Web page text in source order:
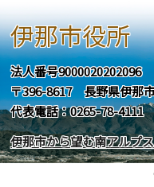
伊那市役所
法人番号9000020202096
〒396-8617 長野県伊那
代表電話：0265-78-4111
伊那市から望む南アルプ